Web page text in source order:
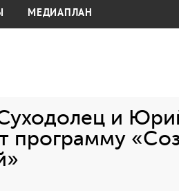
МЕДИАПЛАН
и
программу